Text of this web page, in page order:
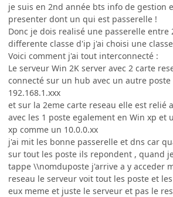
je suis en 2nd année bts info de gestion
presenter dont un qui est passerelle !
Donc je dois realisé une passerelle entre
differente classe d'ip j'ai choisi une
Voici comment j'ai tout interconnecté :
Le serveur Win 2K server avec 2 carte
connecté sur un hub avec un autre poste
192.168.1.xxx
et sur la 2eme carte reseau elle est relié
avec les 1 poste egalement en Win xp et
xp comme un 10.0.0.xx
j'ai mit les bonne passerelle et dns car
sur tout les poste ils repondent , quand
tappe \\nomduposte j'arrive a y acceder
reseau le serveur voit tout les poste et
eux meme et juste le serveur et pas le